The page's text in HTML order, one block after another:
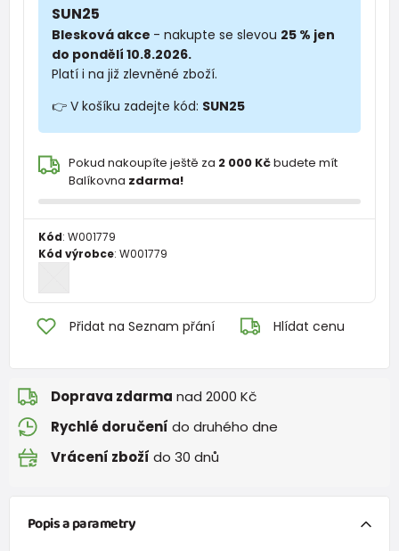
SUN25
Blesková akce - nakupte se slevou 25 % jen
do pondělí 10.8.2026.
Platí i na již zlevněné zboží.
👉 V košíku zadejte kód: SUN25
Pokud nakoupíte ještě za 2 000 Kčbudete mít
Balíkovna zdarma!
Kód: W001779
Kód výrobce: W001779
Přidat na Seznam přání Hlídat cenu
Doprava zdarma nad 2000 Kč
Rychlé doručení do druhého dne
Vrácení zboží do 30 dnů
Popis a parametry